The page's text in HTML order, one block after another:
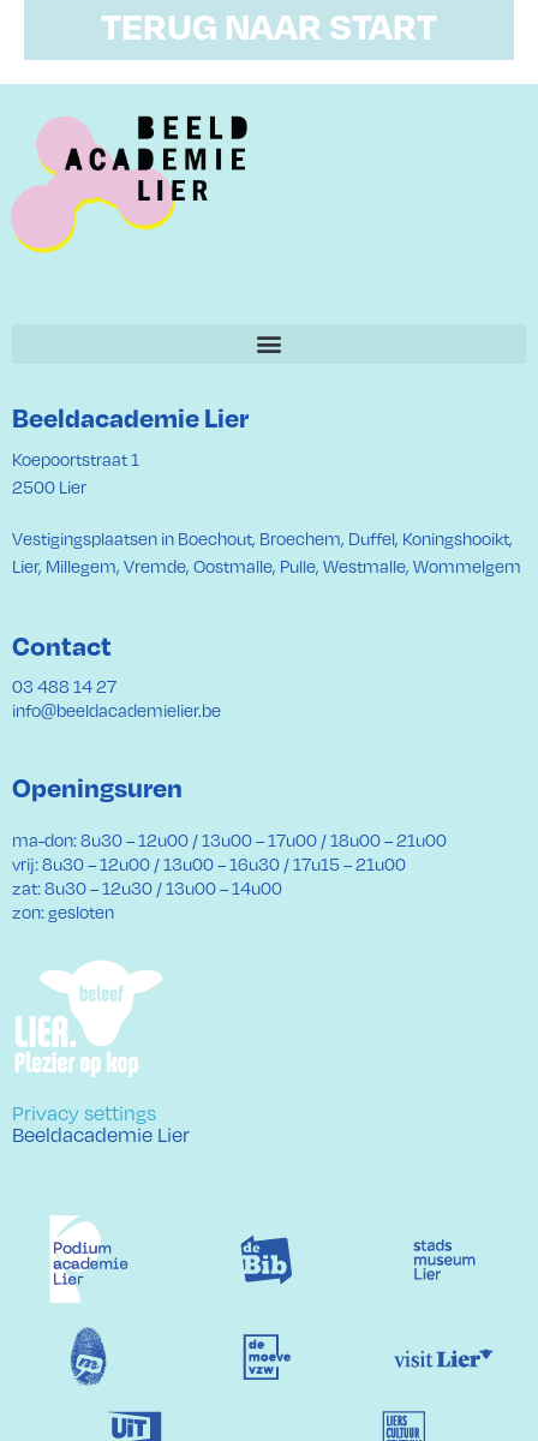
TERUG NAAR START
Beeldacademie Lier
Koepoortstraat 1
2500 Lier
Vestigingsplaatsen in Boechout, Broechem, Duffel, Koningshooikt,
Lier, Millegem, Vremde, Oostmalle, Pulle, Westmalle, Wommelgem
Contact
03 488 14 27
info@beeldacademielier.be
Openingsuren
ma-don: 8u30 – 12u00 / 13u00 – 17u00 / 18u00 – 21u00
vrij: 8u30 – 12u00 / 13u00 – 16u30 / 17u15 – 21u00
zat: 8u30 – 12u30 / 13u00 – 14u00
zon: gesloten
Privacy settings
Beeldacademie Lier